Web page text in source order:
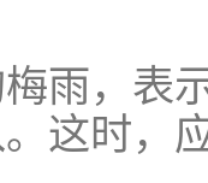
雨，表
这时，